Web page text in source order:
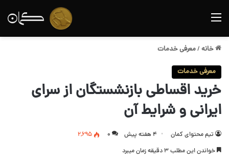
منو
خانه /معرفی خدمات
معرفی خدمات
خرید اقساطی بازنشستگان از سرای
ایرانی و شرایط آن
تیم محتوای کمان 4 هفته پیش 0
2,695
خواندن این مطلب 3 دقیقه زمان میبرد